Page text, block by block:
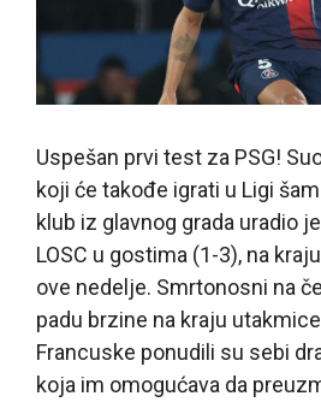
Uspešan prvi test za PSG!
koji će takođe igrati u Ligi
klub iz glavnog grada uradio
LOSC u gostima (1-3), na
ove nedelje. Smrtonosni na
padu brzine na kraju
Francuske ponudili su sebi
koja im omogućava da